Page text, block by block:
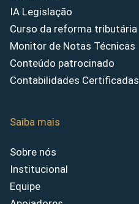
IA Legislação
Curso da reforma tributária
Monitor de Notas Técnicas
Conteúdo patrocinado
Contabilidades Certificadas
Saiba mais
Sobre nós
Institucional
Equipe